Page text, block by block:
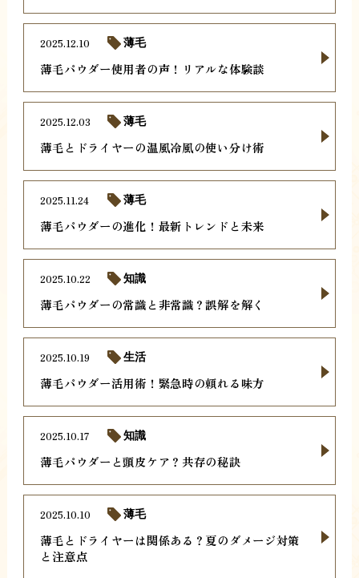
薄毛パウダー使用者の声！リアルな体験談
2025.12.10 薄毛
薄毛とドライヤーの温風冷風の使い分け術
2025.12.03 薄毛
薄毛パウダーの進化！最新トレンドと未来
2025.11.24 薄毛
薄毛パウダーの常識と非常識？誤解を解く
2025.10.22 知識
薄毛パウダー活用術！緊急時の頼れる味方
2025.10.19 生活
薄毛パウダーと頭皮ケア？共存の秘訣
2025.10.17 知識
薄毛とドライヤーは関係ある？夏のダメージ対策
と注意点
2025.10.10 薄毛